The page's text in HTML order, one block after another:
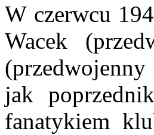
W czerwcu
Wacek
jak
fanatykiem